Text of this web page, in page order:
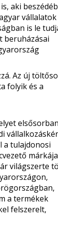
aki
vállalatok
is le
beruházásai
Az új
folyik és a
elsősorban
a tulajdonosi
világszerte
a termékek
felszerelt,